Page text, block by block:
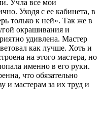
Учла все мои
Уходя с ее кабинета, в
только к ней». Так же в
окрашивания и
удивлена. Мастер
как лучше. Хоть и
на этого мастера, но
именно в его руки.
что обязательно
и мастерам за их труд и